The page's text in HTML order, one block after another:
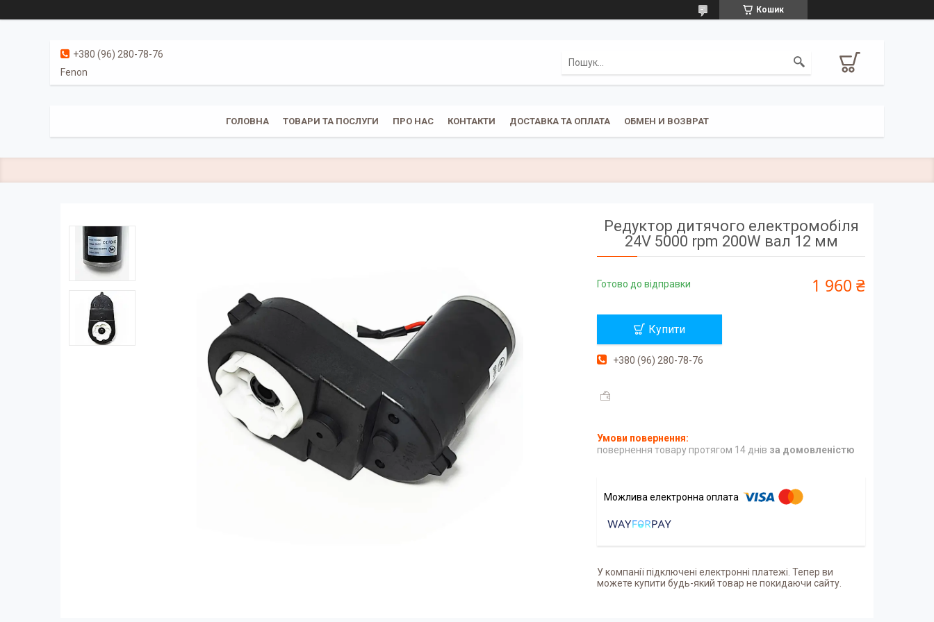
Кошик
+380 (96) 280-78-76
Fenon
ГОЛОВНА ТОВАРИ ТА ПОСЛУГИ ПРО НАС КОНТАКТИ ДОСТАВКА ТА ОПЛАТА ОБМЕН И ВОЗВРАТ
Редуктор дитячого електромобіля
24V 5000 rpm 200W вал 12 мм
Готово до відправки 1 960 ₴
Купити
+380 (96) 280-78-76
повернення товару протягом 14 днів за домовленістю
У компанії підключені електронні платежі. Тепер ви
можете купити будь-який товар не покидаючи сайту.